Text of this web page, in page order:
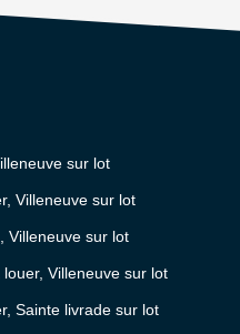
sur lot
Villeneuve sur lot
Villeneuve sur lot
Villeneuve sur lot
Sainte livrade sur lot